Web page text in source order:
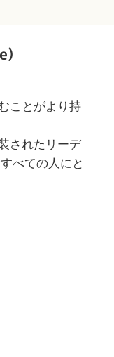
ことがより持
されたリーデ
べての人にと